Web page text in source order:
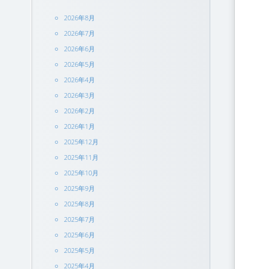
2026年8月
2026年7月
2026年6月
2026年5月
2026年4月
2026年3月
2026年2月
2026年1月
2025年12月
2025年11月
2025年10月
2025年9月
2025年8月
2025年7月
2025年6月
2025年5月
2025年4月